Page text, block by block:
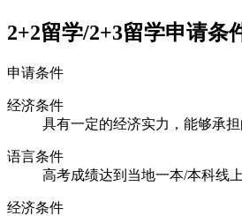
2+2留学/2+3留学申请条
申请条件
经济条件
具有一定的经济实力，能够承
语言条件
高考成绩达到当地一本/本科线
经济条件